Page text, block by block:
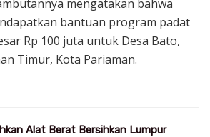
mengatakan bahwa
bantuan program padat
Rp 100 juta untuk Desa Bato,
Timur, Kota Pariaman.
Alat Berat Bersihkan Lumpur